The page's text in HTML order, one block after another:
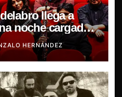
llega a
noche cargada
HERNÁNDEZ